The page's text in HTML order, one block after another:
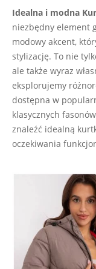
Idealna i modna
niezbędny element
modowy akcent,
stylizację. To nie
ale także wyraz
eksplorujemy
dostępna w
klasycznych
znaleźć idealną
oczekiwania